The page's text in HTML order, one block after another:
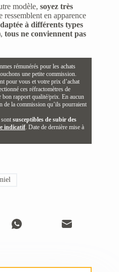
modèle, soyez très
ressemblent en apparence
à différents types
tous ne conviennent pas
rémunérés pour les achats
une petite commission.
pour vous et votre prix d’achat
ces réfractomètres de
bon rapport qualité/prix. En aucun
de la commission qu’ils pourraient
susceptibles de subir des
indicatif. Date de dernière mise à